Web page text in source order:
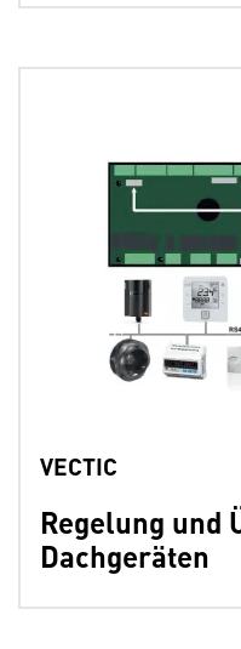
Regelung und
Dachgeräten
VECTIC